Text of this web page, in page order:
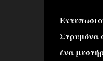
Στρυμόνα
ένα